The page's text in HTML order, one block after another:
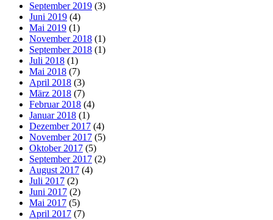
September 2019 (3)
Juni 2019 (4)
Mai 2019 (1)
November 2018 (1)
September 2018 (1)
Juli 2018 (1)
Mai 2018 (7)
April 2018 (3)
März 2018 (7)
Februar 2018 (4)
Januar 2018 (1)
Dezember 2017 (4)
November 2017 (5)
Oktober 2017 (5)
September 2017 (2)
August 2017 (4)
Juli 2017 (2)
Juni 2017 (2)
Mai 2017 (5)
April 2017 (7)